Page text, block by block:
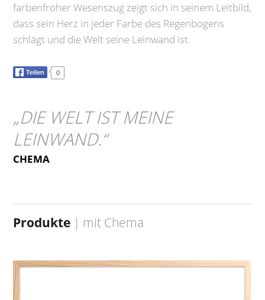
farbenfroher Wesenszug zeigt sich in seinem Leitbild,
dass sein Herz in jeder Farbe des Regenbogens
schlägt und die Welt seine Leinwand ist.
Teilen 0
„DIE WELT IST MEINE
LEINWAND.“
CHEMA
Produkte | mit Chema